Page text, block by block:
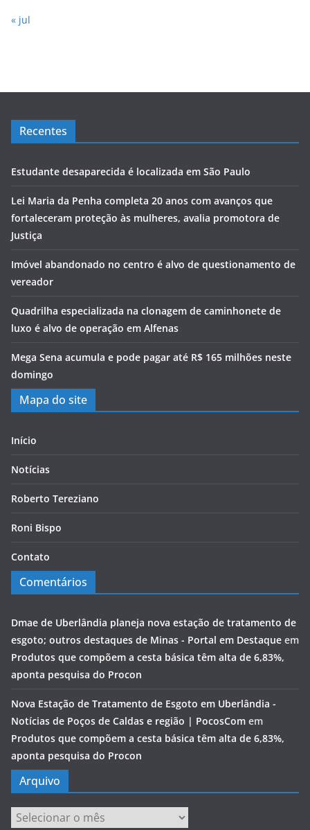
« jul
Recentes
Estudante desaparecida é localizada em São Paulo
Lei Maria da Penha completa 20 anos com avanços que
fortaleceram proteção às mulheres, avalia promotora de
Justiça
Imóvel abandonado no centro é alvo de questionamento de
vereador
Quadrilha especializada na clonagem de caminhonete de
luxo é alvo de operação em Alfenas
Mega Sena acumula e pode pagar até R$ 165 milhões neste
domingo
Mapa do site
Início
Notícias
Roberto Tereziano
Roni Bispo
Contato
Comentários
Dmae de Uberlândia planeja nova estação de tratamento de
esgoto; outros destaques de Minas - Portal em Destaque em
Produtos que compõem a cesta básica têm alta de 6,83%,
aponta pesquisa do Procon
Nova Estação de Tratamento de Esgoto em Uberlândia -
Notícias de Poços de Caldas e região | PocosCom em
Produtos que compõem a cesta básica têm alta de 6,83%,
aponta pesquisa do Procon
Arquivo
Arquivo